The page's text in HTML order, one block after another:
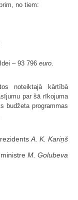
no tiem:
– 93 796 euro
noteiktajā kārtībā
par šā rīkojuma
budžeta programmas
A. K. Kariņš
M. Golubeva